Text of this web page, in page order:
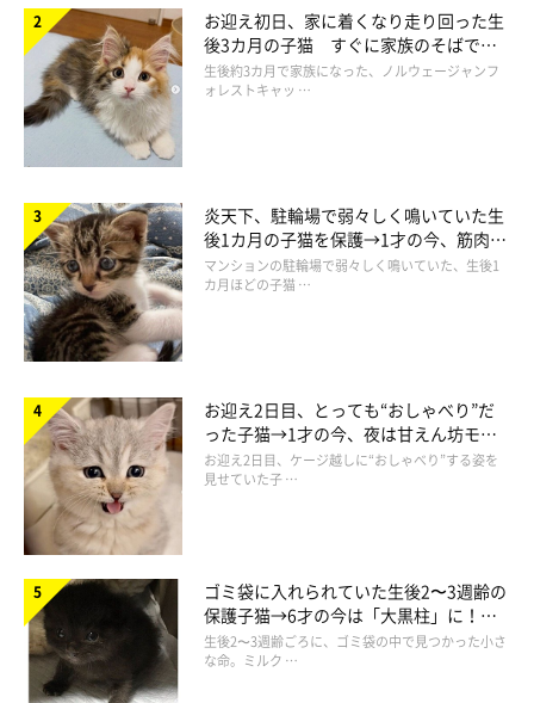
お迎え初日、家に着くなり走り回った生
後3カ月の子猫 すぐに家族のそばで落
ち着く姿に「迎えてよかった」
生後約3カ月で家族になった、ノルウェージャンフ
ォレストキャッ …
炎天下、駐輪場で弱々しく鳴いていた生
後1カ月の子猫を保護→1才の今、筋肉質
でツンデレなコに成長
マンションの駐輪場で弱々しく鳴いていた、生後1
カ月ほどの子猫 …
お迎え2日目、とっても“おしゃべり”だ
った子猫→1才の今、夜は甘えん坊モー
ドになるコに成長！
お迎え2日目、ケージ越しに“おしゃべり”する姿を
見せていた子 …
ゴミ袋に入れられていた生後2〜3週齢の
保護子猫→6才の今は「大黒柱」に！
美しい黒猫に成長した姿にグッとくる
生後2〜3週齢ごろに、ゴミ袋の中で見つかった小さ
な命。ミルク …